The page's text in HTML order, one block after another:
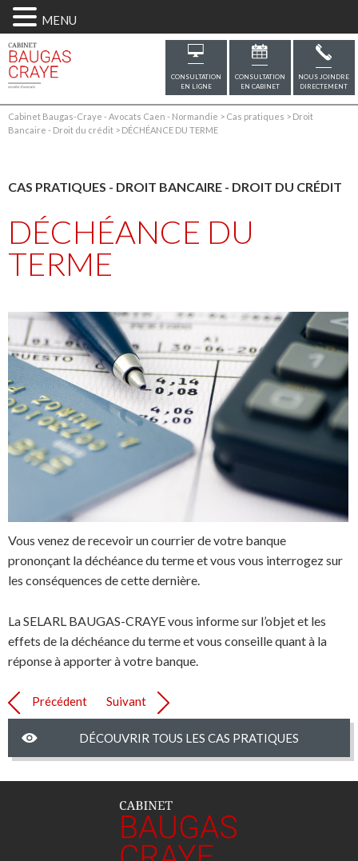
CONSULTATION
EN LIGNE
CONSULTATION
EN CABINET
NOUS JOINDRE
DIRECTEMENT
Cabinet Baugas-Craye - Avocats Caen - Normandie > Cas pratiques > Droit
Bancaire - Droit du crédit > DÉCHÉANCE DU TERME
CAS PRATIQUES - DROIT BANCAIRE - DROIT DU CRÉDIT
DÉCHÉANCE DU
TERME
Vous venez de recevoir un courrier de votre banque
prononçant la déchéance du terme et vous vous interrogez sur
les conséquences de cette dernière.
La SELARL BAUGAS-CRAYE vous informe sur l’objet et les
effets de la déchéance du terme et vous conseille quant à la
réponse à apporter à votre banque.
Précédent Suivant
DÉCOUVRIR TOUS LES CAS PRATIQUES
MENU